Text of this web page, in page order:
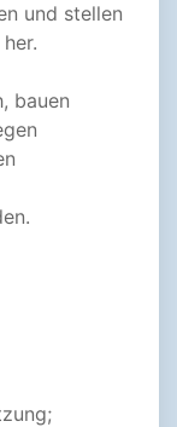
und stellen
bauen